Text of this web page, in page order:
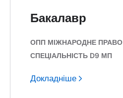
Бакалавр
ОПП МІЖНАРОДНЕ ПРАВО
СПЕЦІАЛЬНІСТЬ D9 МП
Докладніше